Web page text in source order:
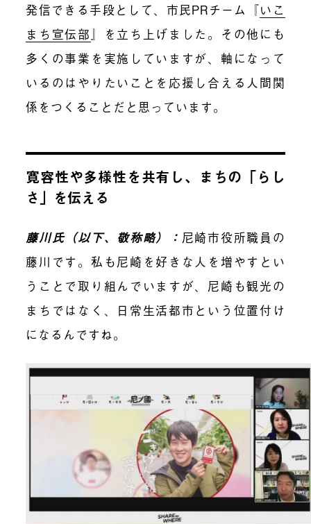
発信できる手段として、市民PRチーム『いこ
まち宣伝部 』を立ち上げました。その他にも
多くの事業を実施していますが、軸になって
いるのはやりたいことを応援し合える人間関
係をつくることだと思っています。
寛容性や多様性を共有し、まちの「らし
さ」を伝える
藤川氏（以下、敬称略）： 尼崎市役所職員の
藤川です。私も尼崎を好きな人を増やすとい
うことで取り組んでいますが、尼崎も観光の
まちではなく、日常生活都市という位置付け
になるんですね。